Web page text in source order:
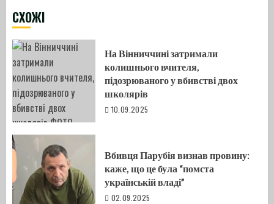
CХОЖІ
На Вінниччині затримали
колишнього вчителя,
підозрюваного у вбивстві двох
школярів
10.09.2025
Вбивця Парубія визнав провину:
каже, що це була “помста
українській владі”
02.09.2025